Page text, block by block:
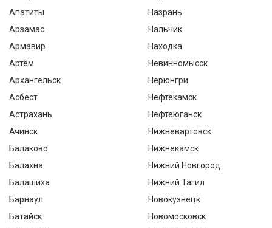
Апатиты
Арзамас
Армавир
Артём
Архангельск
Асбест
Астрахань
Ачинск
Балаково
Балахна
Балашиха
Барнаул
Батайск
Назрань
Нальчик
Находка
Невинномысск
Нерюнгри
Нефтекамск
Нефтеюганск
Нижневартовск
Нижнекамск
Нижний Новгород
Нижний Тагил
Новокузнецк
Новомосковск